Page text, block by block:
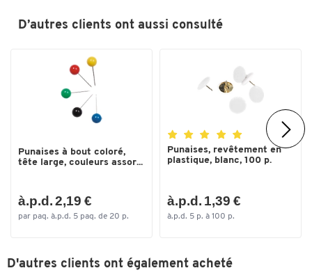
D’autres clients ont aussi consulté
Punaises à bout coloré,
tête large, couleurs assor...
à.p.d. 2,19 €
par paq. à.p.d. 5 paq. de 20 p.
Punaises, revêtement en
plastique, blanc, 100 p.
à.p.d. 1,39 €
à.p.d. 5 p. à 100 p.
D'autres clients ont également acheté